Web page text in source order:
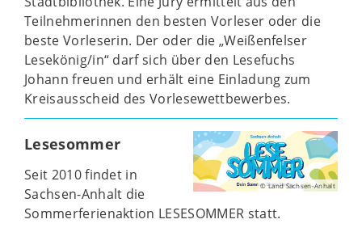
Teilnehmerinnen den besten Vorleser oder die
beste Vorleserin. Der oder die „Weißenfelser
Lesekönig/in“ darf sich über den Lesefuchs
Johann freuen und erhält eine Einladung zum
Kreisausscheid des Vorlesewettbewerbes.
© Land Sachsen-Anhalt
Lesesommer
Seit 2010 findet in
Sachsen-Anhalt die
Sommerferienaktion LESESOMMER statt.